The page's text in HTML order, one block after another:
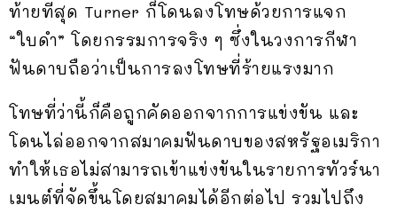
ท้ายที่สุด Turner ก็โดนลงโทษด้วยการแจก
“ใบดำ” โดยกรรมการจริง ๆ ซึ่งในวงการกีฬา
ฟันดาบถือว่าเป็นการลงโทษที่ร้ายแรงมาก
โทษที่ว่านี้ก็คือถูกคัดออกจากการแข่งขัน และ
โดนไล่ออกจากสมาคมฟันดาบของสหรัฐอเมริกา
ทำให้เธอไม่สามารถเข้าแข่งขันในรายการทัวร์นา
เมนต์ที่จัดขึ้นโดยสมาคมได้อีกต่อไป รวมไปถึง